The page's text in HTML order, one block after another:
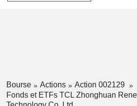
Bourse Actions
Action 002129
Fonds et ETFs TCL Zhonghuan